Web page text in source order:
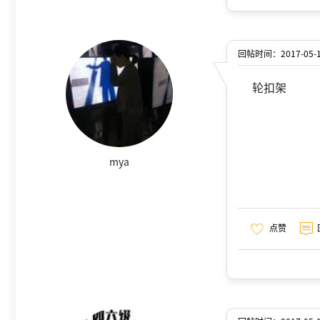
mya
回帖时间：2017-05-
轮扣架
点赞